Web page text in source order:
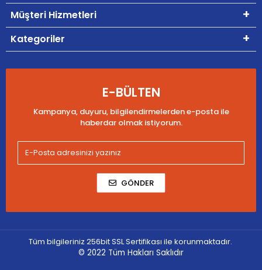
Müşteri Hizmetleri
Kategoriler
E-BÜLTEN
Kampanya, duyuru, bilgilendirmelerden e-posta ile
haberdar olmak istiyorum.
GÖNDER
Tüm bilgileriniz 256bit SSL Sertifikası ile korunmaktadır.
© 2022 Tüm Hakları Saklıdır